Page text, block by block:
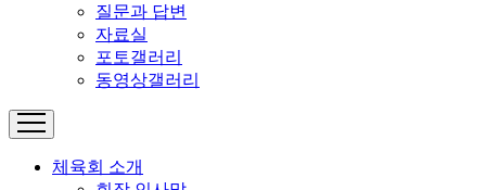
질문과 답변
자료실
포토갤러리
동영상갤러리
체육회 소개